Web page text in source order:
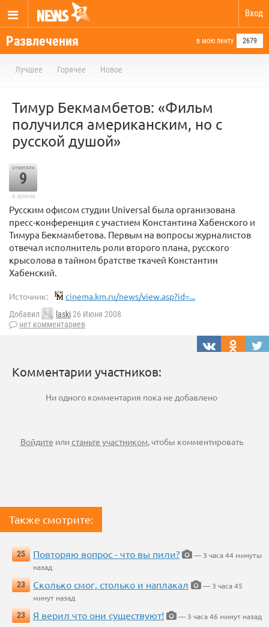
Вход
Развлечения в мою ленту 2679
Лучшее Горячее Новое
Тимур Бекмамбетов: «Фильм
получился американским, но с
русской душой»
отметили
9
в архиве
Русским офисом студии Universal была организована
пресс-конференция с участием Константина Хабенского и
Тимура Бекмамбетова. Первым на вопросы журналистов
отвечал исполнитель роли второго плана, русского
крысолова в тайном братстве ткачей Константин
Хабенский.
Источник: cinema.km.ru/news/view.asp?id=...
Добавил laski26 Июня 2008
нет комментариев
Комментарии участников:
Ни одного комментария пока не добавлено
Войдите илистаньте участником, чтобы комментировать
Также смотрите:
25 Повторяю вопрос - что вы пили?
— 3 часа 44 минуты
назад
23
Сколько смог, столько и наплакал
— 3 часа 45
минут назад
23
Я верил что они существуют!
— 3 часа 46 минут назад